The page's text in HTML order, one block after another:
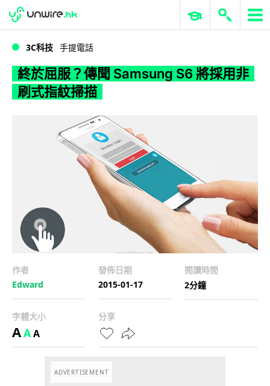
WWDC 2026 ERP 與商業 AI
3C科技 手提電話
終於屈服？傳聞 Samsung S6 將採用非
刷式指紋掃描
作者
Edward
發佈日期
2015-01-17
閱讀時間
2分鐘
字體大小
AAA
分享
ADVERTISEMENT